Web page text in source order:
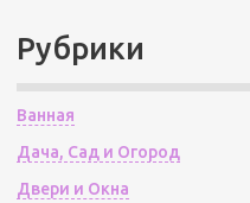
Рубрики
Ванная
Дача, Сад и Огород
Двери и Окна